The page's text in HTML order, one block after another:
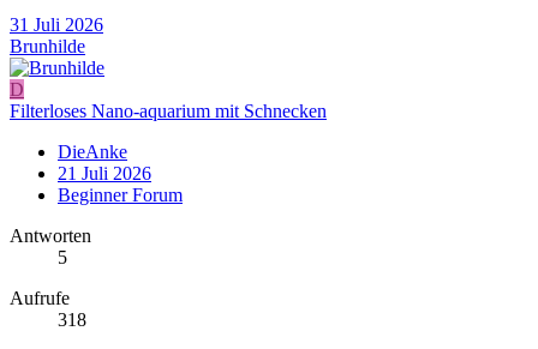
31 Juli 2026
Brunhilde
D
Filterloses Nano-aquarium mit Schnecken
DieAnke
21 Juli 2026
Beginner Forum
Antworten
5
Aufrufe
318